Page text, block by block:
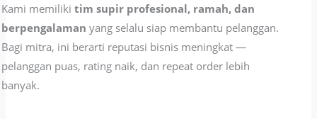
Kami memilikitim supir profesional, ramah, dan
berpengalaman yang selalu siap membantu pelanggan.
Bagi mitra, ini berarti reputasi bisnis meningkat —
pelanggan puas, rating naik, dan repeat order lebih
banyak.